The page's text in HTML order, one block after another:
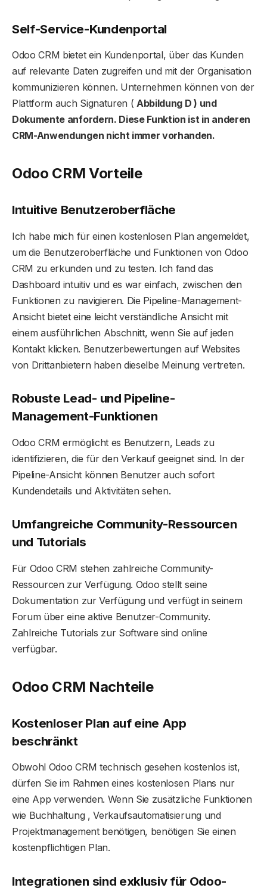
Self-Service-Kundenportal
Odoo CRM bietet ein Kundenportal, über das Kunden
auf relevante Daten zugreifen und mit der Organisation
kommunizieren können. Unternehmen können von der
Plattform auch Signaturen ( Abbildung D ) und
Dokumente anfordern. Diese Funktion ist in anderen
CRM-Anwendungen nicht immer vorhanden.
Odoo CRM Vorteile
Intuitive Benutzeroberfläche
Ich habe mich für einen kostenlosen Plan angemeldet,
um die Benutzeroberfläche und Funktionen von Odoo
CRM zu erkunden und zu testen. Ich fand das
Dashboard intuitiv und es war einfach, zwischen den
Funktionen zu navigieren. Die Pipeline-Management-
Ansicht bietet eine leicht verständliche Ansicht mit
einem ausführlichen Abschnitt, wenn Sie auf jeden
Kontakt klicken. Benutzerbewertungen auf Websites
von Drittanbietern haben dieselbe Meinung vertreten.
Robuste Lead- und Pipeline-
Management-Funktionen
Odoo CRM ermöglicht es Benutzern, Leads zu
identifizieren, die für den Verkauf geeignet sind. In der
Pipeline-Ansicht können Benutzer auch sofort
Kundendetails und Aktivitäten sehen.
Umfangreiche Community-Ressourcen
und Tutorials
Für Odoo CRM stehen zahlreiche Community-
Ressourcen zur Verfügung. Odoo stellt seine
Dokumentation zur Verfügung und verfügt in seinem
Forum über eine aktive Benutzer-Community.
Zahlreiche Tutorials zur Software sind online
verfügbar.
Odoo CRM Nachteile
Kostenloser Plan auf eine App
beschränkt
Obwohl Odoo CRM technisch gesehen kostenlos ist,
dürfen Sie im Rahmen eines kostenlosen Plans nur
eine App verwenden. Wenn Sie zusätzliche Funktionen
wie Buchhaltung , Verkaufsautomatisierung und
Projektmanagement benötigen, benötigen Sie einen
kostenpflichtigen Plan.
Integrationen sind exklusiv für Odoo-